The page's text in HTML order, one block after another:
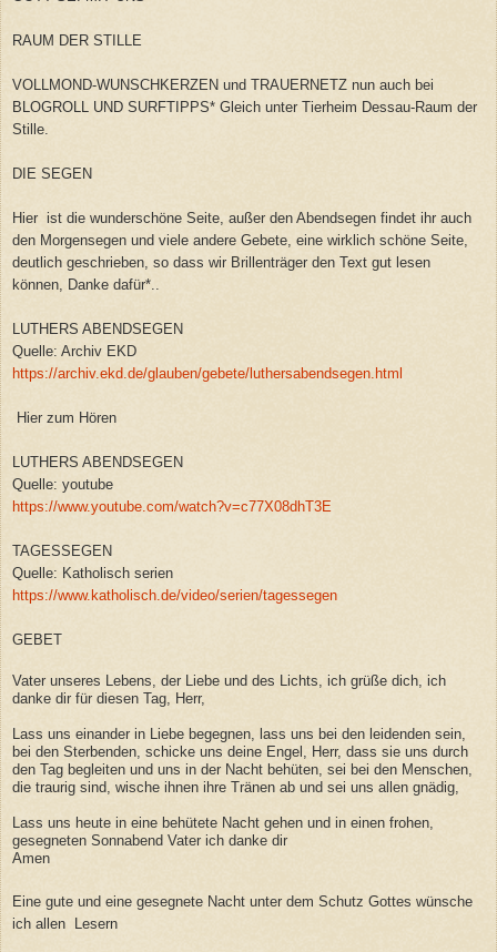
RAUM DER STILLE
VOLLMOND-WUNSCHKERZEN und TRAUERNETZ nun auch bei
BLOGROLL UND SURFTIPPS* Gleich unter Tierheim Dessau-Raum der
Stille.
DIE SEGEN
Hier ist die wunderschöne Seite, außer den Abendsegen findet ihr auch
den Morgensegen und viele andere Gebete, eine wirklich schöne Seite,
deutlich geschrieben, so dass wir Brillenträger den Text gut lesen
können, Danke dafür*..
LUTHERS ABENDSEGEN
Quelle: Archiv EKD
https://archiv.ekd.de/glauben/gebete/luthersabendsegen.html
Hier zum Hören
LUTHERS ABENDSEGEN
Quelle: youtube
https://www.youtube.com/watch?v=c77X08dhT3E
TAGESSEGEN
Quelle: Katholisch serien
https://www.katholisch.de/video/serien/tagessegen
GEBET
Vater unseres Lebens, der Liebe und des Lichts, ich grüße dich, ich
danke dir für diesen Tag, Herr,
Lass uns einander in Liebe begegnen, lass uns bei den leidenden sein,
bei den Sterbenden, schicke uns deine Engel, Herr, dass sie uns durch
den Tag begleiten und uns in der Nacht behüten, sei bei den Menschen,
die traurig sind, wische ihnen ihre Tränen ab und sei uns allen gnädig,
Lass uns heute in eine behütete Nacht gehen und in einen frohen,
gesegneten Sonnabend Vater ich danke dir
Amen
Eine gute und eine gesegnete Nacht unter dem Schutz Gottes wünsche
ich allen Lesern